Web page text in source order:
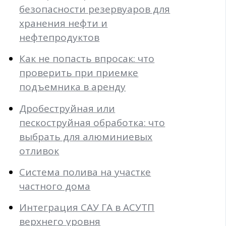
безопасности резервуаров для
хранения нефти и
нефтепродуктов
Как не попасть впросак: что
проверить при приемке
подъемника в аренду
Дробеструйная или
пескоструйная обработка: что
выбрать для алюминиевых
отливок
Система полива на участке
частного дома
Интеграция САУ ГА в АСУТП
верхнего уровня